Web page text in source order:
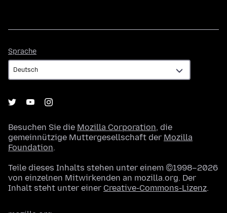
Sprache
Besuchen Sie die Mozilla Corporation, die
gemeinnützige Muttergesellschaft der Mozilla
Foundation.
Teile dieses Inhalts stehen unter einem ©1998–2026
von einzelnen Mitwirkenden an mozilla.org. Der
Inhalt steht unter einer Creative-Commons-Lizenz.